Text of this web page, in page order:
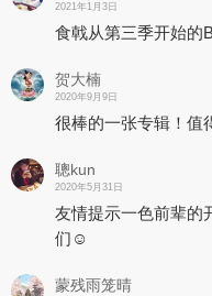
2021年1月3日
食戟从第三季开始的
贺大楠
2020年9月9日
很棒的一张专辑！值
聰kun
2020年5月31日
友情提示一色前辈的
们☺️
蒙残雨笼晴